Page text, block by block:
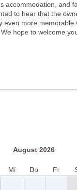
accommodation, and
to hear that the
even more memorable
hope to welcome
August 2026
Mi Do Fr